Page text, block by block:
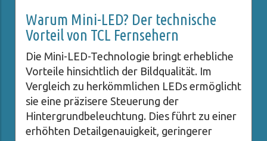
Warum Mini-LED? Der technische
Vorteil von TCL Fernsehern
Die Mini-LED-Technologie bringt erhebliche
Vorteile hinsichtlich der Bildqualität. Im
Vergleich zu herkömmlichen LEDs ermöglicht
sie eine präzisere Steuerung der
Hintergrundbeleuchtung. Dies führt zu einer
erhöhten Detailgenauigkeit, geringerer